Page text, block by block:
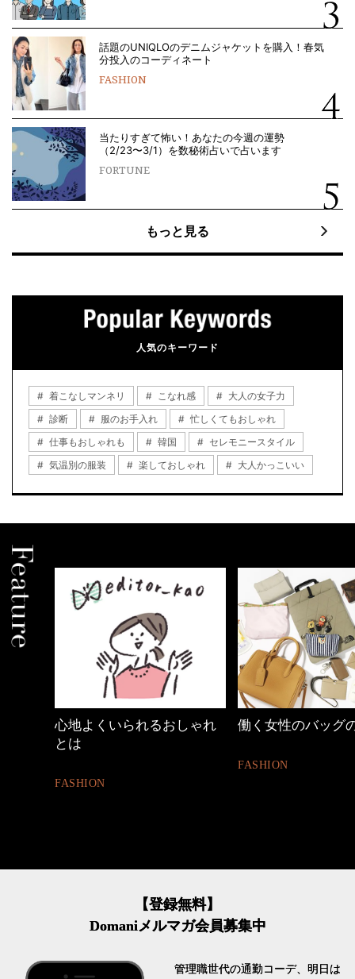
話題のUNIQLOのデニムジャケットを購入！春気
分投入のコーディネート
FASHION
当たりすぎて怖い！あなたの今週の運勢
（2/23〜3/1）を数秘術占いで占います
FORTUNE
もっと見る
人気のキーワード
着こなしマンネリ こなれ感
大人の女子力
診断
服のお手入れ
忙しくてもおしゃれ
仕事もおしゃれも
韓国
セレモニースタイル
気温別の服装
楽しておしゃれ 大人かっこいい
働く女性のバッグの中身 40代の小顔メイク
BEAUTY
【登録無料】
Domaniメルマガ会員募集中
管理職世代の通勤コーデ、明日は